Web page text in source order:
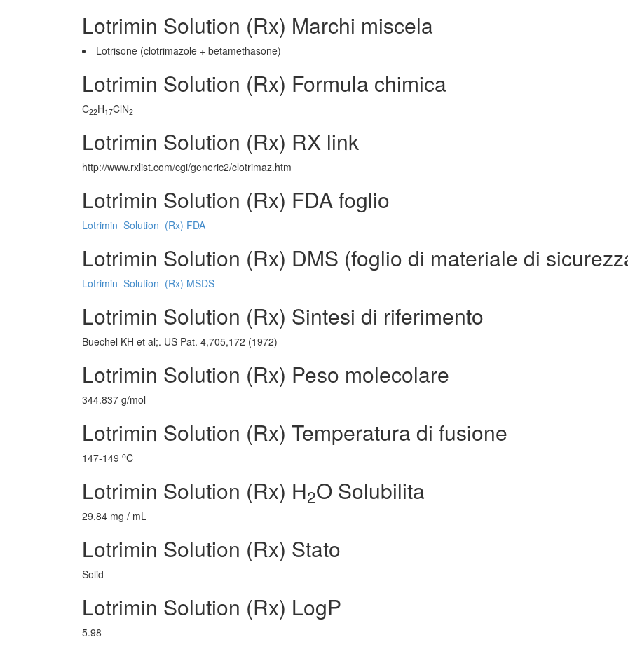
Lotrimin Solution (Rx) Marchi miscela
Lotrisone (clotrimazole + betamethasone)
Lotrimin Solution (Rx) Formula chimica
C22H17ClN2
Lotrimin Solution (Rx) RX link
http://www.rxlist.com/cgi/generic2/clotrimaz.htm
Lotrimin Solution (Rx) FDA foglio
Lotrimin_Solution_(Rx) FDA
Lotrimin Solution (Rx) DMS (foglio di materiale di
Lotrimin_Solution_(Rx) MSDS
Lotrimin Solution (Rx) Sintesi di riferimento
Buechel KH et al;. US Pat. 4,705,172 (1972)
Lotrimin Solution (Rx) Peso molecolare
344.837 g/mol
Lotrimin Solution (Rx) Temperatura di fusione
147-149 oC
Lotrimin Solution (Rx) H2O Solubilita
29,84 mg / mL
Lotrimin Solution (Rx) Stato
Solid
Lotrimin Solution (Rx) LogP
5.98